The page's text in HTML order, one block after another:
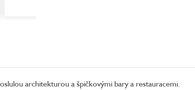
architekturou a špičkovými bary a restauracemi.